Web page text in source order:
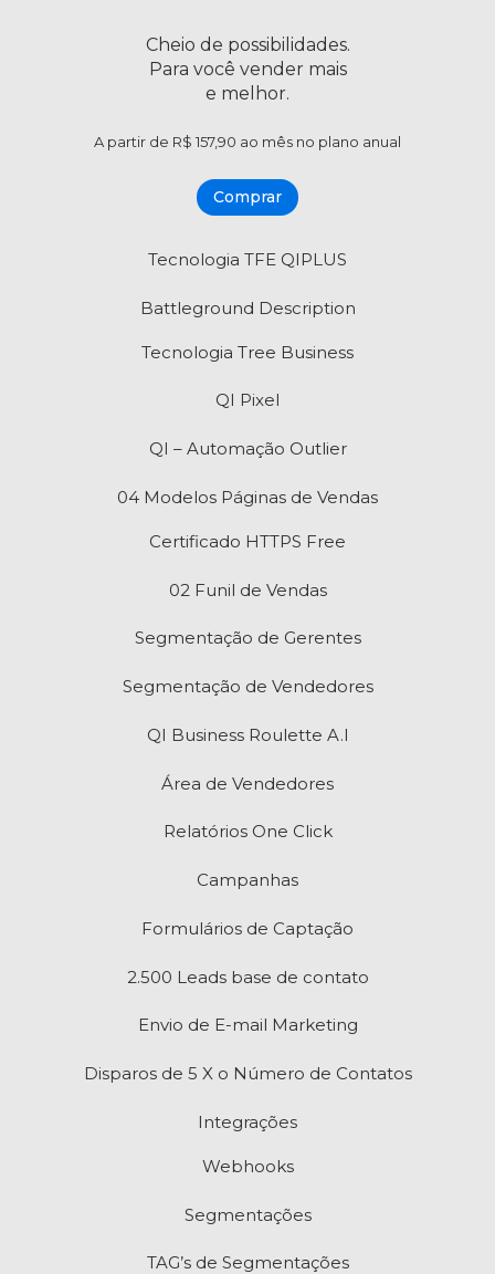
Cheio de possibilidades.
Para você vender mais
e melhor.
A partir de R$ 157,90 ao mês no plano anual
Comprar
Tecnologia TFE QIPLUS
Battleground Description
Tecnologia Tree Business
QI Pixel
QI – Automação Outlier
04 Modelos Páginas de Vendas
Certificado HTTPS Free
02 Funil de Vendas
Segmentação de Gerentes
Segmentação de Vendedores
QI Business Roulette A.I
Área de Vendedores
Relatórios One Click
Campanhas
Formulários de Captação
2.500 Leads base de contato
Envio de E-mail Marketing
Disparos de 5 X o Número de Contatos
Integrações
Webhooks
Segmentações
TAG’s de Segmentações